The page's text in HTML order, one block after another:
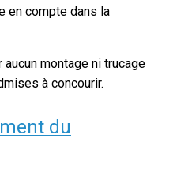
en compte dans la
montage ni trucage
à concourir.
du